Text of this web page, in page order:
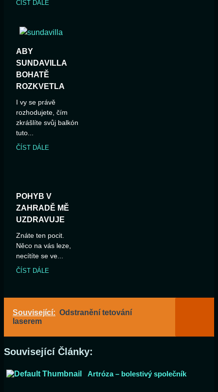
ČÍST DÁLE
ABY
SUNDAVILLA
BOHATĚ
ROZKVETLA
I vy se právě
rozhodujete, čím
zkrášlíte svůj balkón
tuto...
ČÍST DÁLE
POHYB V
ZAHRADĚ MĚ
UZDRAVUJE
Znáte ten pocit.
Něco na vás leze,
necítíte se ve...
ČÍST DÁLE
Související: Odstranění tetování
laserem
Související Články:
Artróza – bolestivý společník